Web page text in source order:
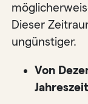
Dieser
ungünstiger.
Von
Jahreszeit